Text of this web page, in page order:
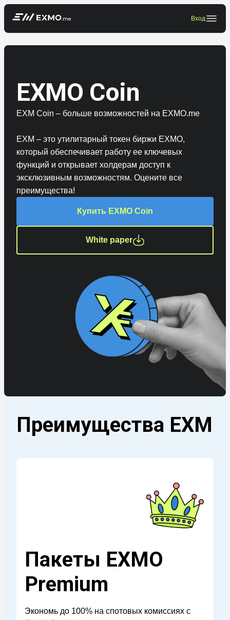
Вход
EXMO Coin
EXM Coin – больше возможностей на EXMO.me
EXM – это утилитарный токен биржи EXMO,
который обеспечивает работу ее ключевых
функций и открывает холдерам доступ к
эксклюзивным возможностям. Оцените все
преимущества!
Купить EXMO Coin
White paper
Преимущества EXM
Пакеты EXMO
Premium
Экономь до 100% на спотовых комиссиях с